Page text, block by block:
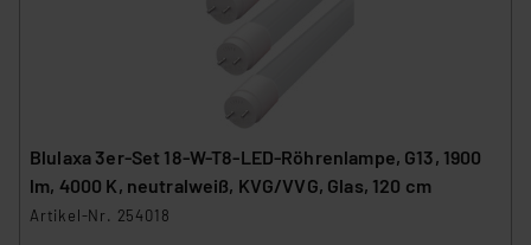
Blulaxa 3er-Set 18-W-T8-LED-Röhrenlampe, G13, 1900
lm, 4000 K, neutralweiß, KVG/VVG, Glas, 120 cm
Artikel-Nr. 254018